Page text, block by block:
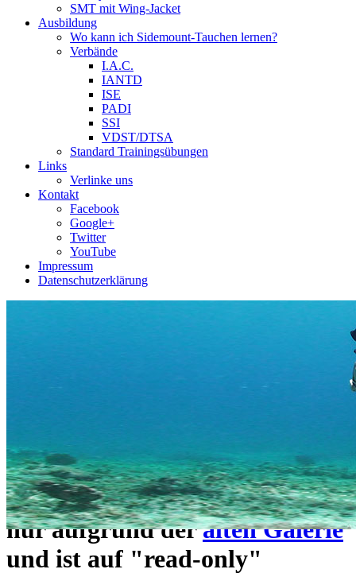
SMT mit Wing-Jacket
Ausbildung
Wo kann ich Sidemount-Tauchen lernen?
Verbände
I.A.C.
IANTD
ISE
PADI
SSI
VDST/DTSA
Standard Trainingsübungen
Links
Verlinke uns
Kontakt
Facebook
Google+
Twitter
YouTube
Impressum
Datenschutzerklärung
Das Sidemount-Forum ist auf
umgezogen und wie gewohnt
forum.com
erreichbar.
Das alte Forum hier existiert
nur aufgrund deralten Galerie
und ist auf "read-only"